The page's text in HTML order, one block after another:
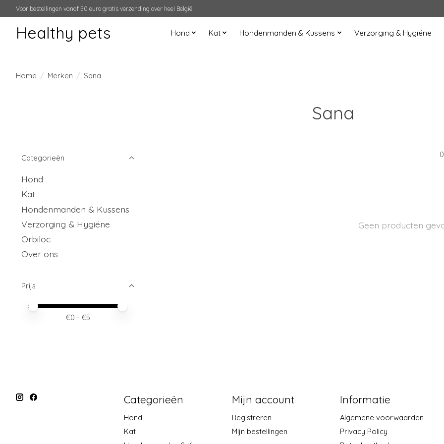
Voor bestellingen vanaf 50 euro gratis verzending over heel België
Healthy pets Hond Kat Hondenmanden & Kussens Verzorging & Hygiëne
Home / Merken / Sana
Sana
Categorieën
Hond
Kat
Hondenmanden & Kussens
Verzorging & Hygiëne
Orbiloc
Over ons
Prijs
Minimale prijswaarde
Price maximum value
€0 - €5
Geen producten
Categorieën
Hond
Kat
Mijn account
Registreren
Mijn bestellingen
Informatie
Algemene voorwaarden
Privacy Policy